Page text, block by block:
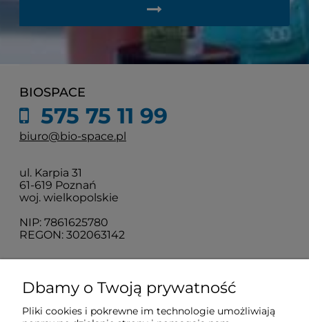
BIOSPACE
575 75 11 99
biuro@bio-space.pl
ul. Karpia 31
61-619 Poznań
woj. wielkopolskie
NIP: 7861625780
REGON: 302063142
O nas
Dbamy o Twoją prywatność
Pliki cookies i pokrewne im technologie umożliwiają